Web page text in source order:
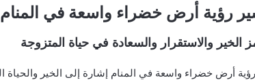
رؤية أرض خضراء واسعة في المنام
رؤية أرض خضراء واسعة في المنام إشارة إلى الخير والحياة